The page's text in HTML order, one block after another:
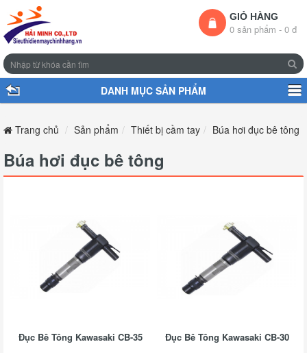
GIỎ HÀNG
0 sản phẩm - 0 đ
DANH MỤC SẢN PHẨM
Trang chủ Sản phẩm Thiết bị cầm tay Búa hơi đục bê tông
Búa hơi đục bê tông
Đục Bê Tông Kawasaki CB-35 Đục Bê Tông Kawasaki CB-30